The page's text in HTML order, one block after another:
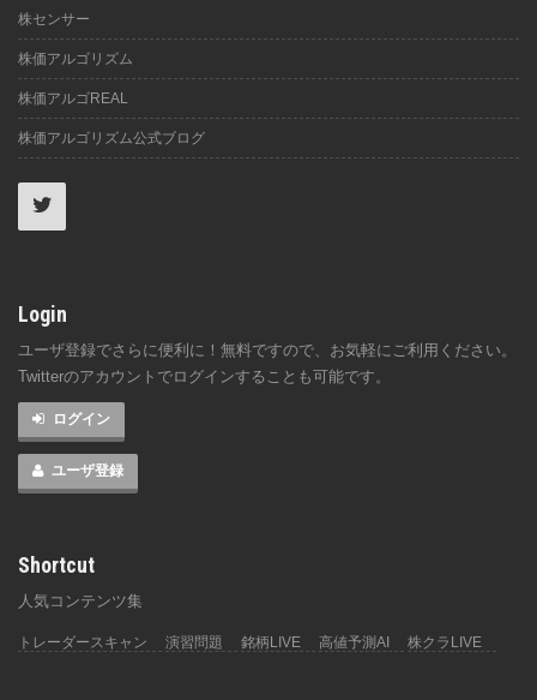
株センサー
株価アルゴリズム
株価アルゴREAL
株価アルゴリズム公式ブログ
Login
ユーザ登録でさらに便利に！無料ですので、お気軽にご利用ください。
Twitterのアカウントでログインすることも可能です。
ログイン
ユーザ登録
Shortcut
人気コンテンツ集
トレーダースキャン 演習問題 銘柄LIVE 高値予測AI 株クラLIVE